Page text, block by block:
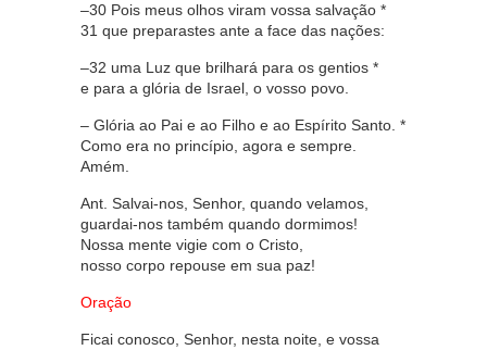
–30 Pois meus olhos viram vossa salvação *
31 que preparastes ante a face das nações:
–32 uma Luz que brilhará para os gentios *
e para a glória de Israel, o vosso povo.
– Glória ao Pai e ao Filho e ao Espírito Santo. *
Como era no princípio, agora e sempre.
Amém.
Ant. Salvai-nos, Senhor, quando velamos,
guardai-nos também quando dormimos!
Nossa mente vigie com o Cristo,
nosso corpo repouse em sua paz!
Oração
Ficai conosco, Senhor, nesta noite, e vossa